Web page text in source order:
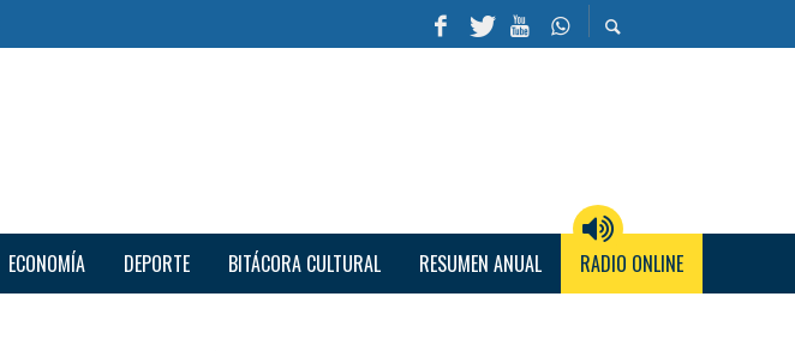
ECONOMÍA DEPORTE BITÁCORA CULTURAL RESUMEN ANUAL RADIO ONLINE